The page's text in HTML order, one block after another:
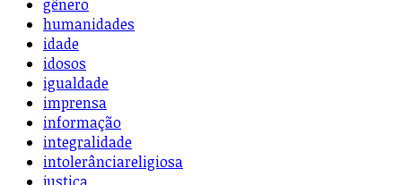
gênero
humanidades
idade
idosos
igualdade
imprensa
informação
integralidade
intolerânciareligiosa